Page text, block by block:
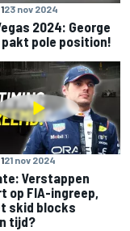
23 nov 2024
2024: George
pakt pole position!
21 nov 2024
Verstappen
op FIA-ingreep,
skid blocks
tijd?